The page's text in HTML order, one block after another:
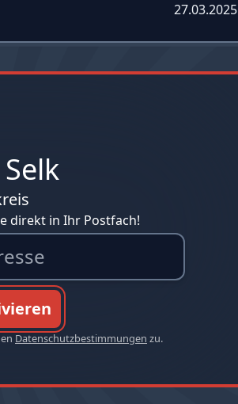
27.03.2025
direkt in Ihr Postfach!
Datenschutzbestimmungen zu.